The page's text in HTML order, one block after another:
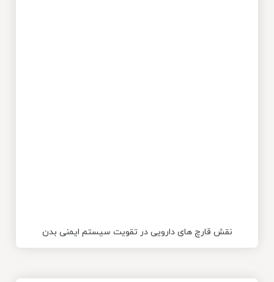
نقش قارچ های دارویی در تقویت سیستم ایمنی بدن